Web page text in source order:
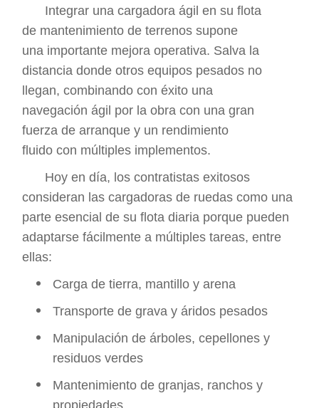
Integrar una cargadora ágil en su flota
de mantenimiento de terrenos supone
una importante mejora operativa. Salva la
distancia donde otros equipos pesados no
llegan, combinando con éxito una
navegación ágil por la obra con una gran
fuerza de arranque y un rendimiento
fluido con múltiples implementos.
Hoy en día, los contratistas exitosos
consideran las cargadoras de ruedas como una
parte esencial de su flota diaria porque pueden
adaptarse fácilmente a múltiples tareas, entre
ellas:
Carga de tierra, mantillo y arena
Transporte de grava y áridos pesados
Manipulación de árboles, cepellones y
residuos verdes
Mantenimiento de granjas, ranchos y
propiedades